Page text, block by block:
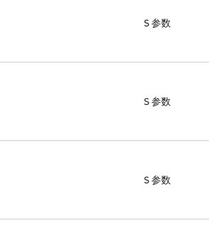
S 参数
S 参数
S 参数